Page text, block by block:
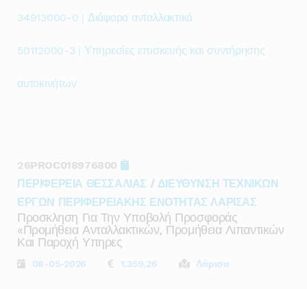
34913000-0 | Διάφορα ανταλλακτικά
50112000-3 | Υπηρεσίες επισκευής και συντήρησης
αυτοκινήτων
26PROC018976800
ΠΕΡΙΦΕΡΕΙΑ ΘΕΣΣΑΛΙΑΣ / ΔΙΕΥΘΥΝΣΗ ΤΕΧΝΙΚΩΝ
ΕΡΓΩΝ ΠΕΡΙΦΕΡΕΙΑΚΗΣ ΕΝΟΤΗΤΑΣ ΛΑΡΙΣΑΣ
Προσκληση Για Την Υποβολή Προσφοράς
«προμήθεια Ανταλλακτικών, Προμήθεια Λιπαντικών
Και Παροχή Υπηρες
08-05-2026 1.359,26 Λάρισα